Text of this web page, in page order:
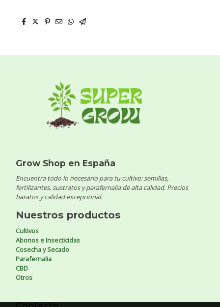
Grow Shop en España
Encuentra todo lo necesario para tu cultivo: semillas,
fertilizantes, sustratos y parafernalia de alta calidad. Precios
baratos y calidad excepcional.
Nuestros productos
Cultivos
Abonos e Insecticidas
Cosecha y Secado
Parafernalia
CBD
Otros